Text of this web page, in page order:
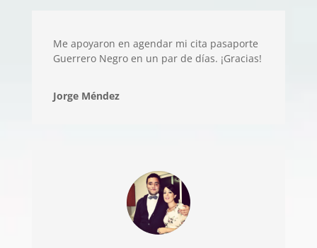
Me apoyaron en agendar mi cita pasaporte
Guerrero Negro en un par de días. ¡Gracias!
Jorge Méndez